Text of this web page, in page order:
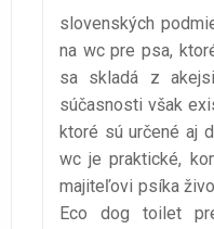
slovenských
na wc pre psa,
sa skladá z
súčasnosti však
ktoré sú určené aj
wc je praktické,
majiteľovi psíka
Eco dog toilet